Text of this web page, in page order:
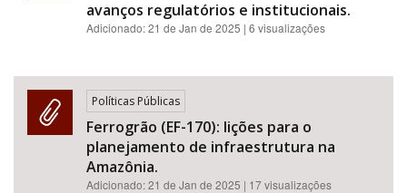
avanços regulatórios e institucionais.
Adicionado:21 de Jan de 2025 | 6 visualizações
Políticas Públicas
Ferrogrão (EF-170): lições para o
planejamento de infraestrutura na
Amazônia.
Adicionado:21 de Jan de 2025 | 17 visualizações